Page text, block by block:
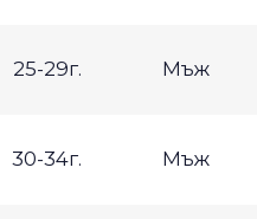
25-29г. Мъж
30-34г. Мъж